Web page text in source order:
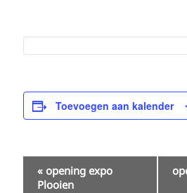
Toevoegen aan kalender
« opening expo
Plooien